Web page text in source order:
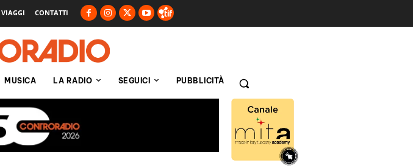
VIAGGI CONTATTI
MUSICA LA RADIO SEGUICI PUBBLICITÀ